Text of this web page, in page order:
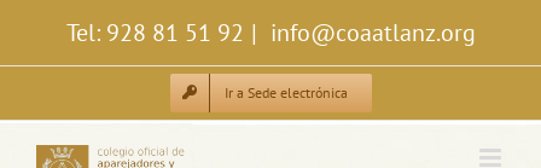
contenido
Tel: 928 81 51 92 | info@coaatlanz.org
Ir a Sede electrónica